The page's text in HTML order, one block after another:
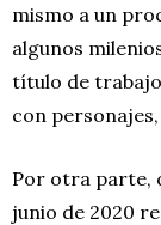
mismo a un
algunos
título de
con
Por otra parte,
junio de 2020